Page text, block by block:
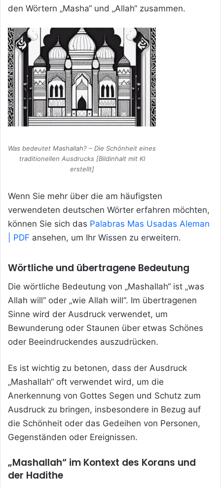
den Wörtern „Masha“ und „Allah“ zusammen.
Was bedeutet Mashallah? – Die Schönheit eines
traditionellen Ausdrucks [Bildinhalt mit KI
erstellt]
Wenn Sie mehr über die am häufigsten
verwendeten deutschen Wörter erfahren möchten,
können Sie sich das Palabras Mas Usadas Aleman
| PDF ansehen, um Ihr Wissen zu erweitern.
Wörtliche und übertragene Bedeutung
Die wörtliche Bedeutung von „Mashallah“ ist „was
Allah will“ oder „wie Allah will“. Im übertragenen
Sinne wird der Ausdruck verwendet, um
Bewunderung oder Staunen über etwas Schönes
oder Beeindruckendes auszudrücken.
Es ist wichtig zu betonen, dass der Ausdruck
„Mashallah“ oft verwendet wird, um die
Anerkennung von Gottes Segen und Schutz zum
Ausdruck zu bringen, insbesondere in Bezug auf
die Schönheit oder das Gedeihen von Personen,
Gegenständen oder Ereignissen.
„Mashallah“ im Kontext des Korans und
der Hadithe